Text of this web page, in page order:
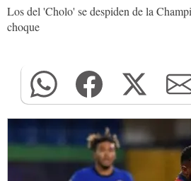
Los del 'Cholo' se despiden de la
choque